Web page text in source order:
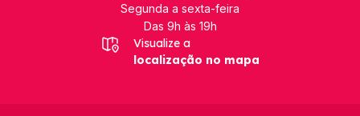
Segunda a sexta-feira
Das 9h às 19h
Visualize a
localização no mapa